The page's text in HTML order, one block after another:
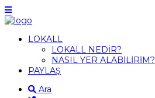
LOKALL
LOKALL NEDİR?
NASIL YER ALABİLİRİM?
PAYLAŞ
Ara